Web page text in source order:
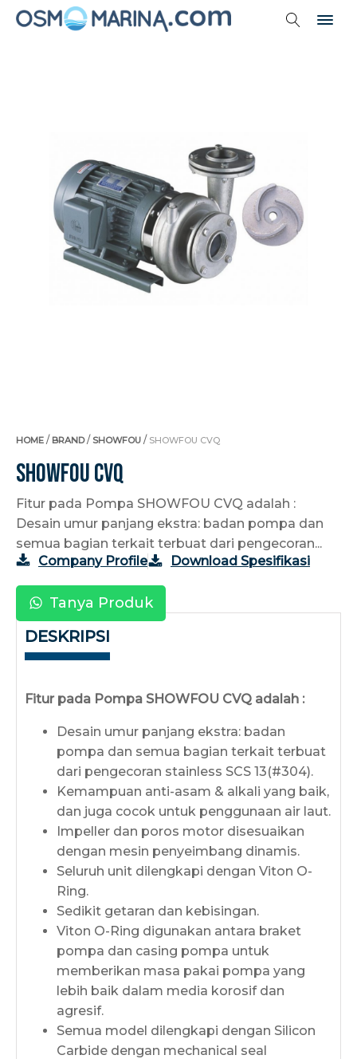
HOME / BRAND/ SHOWFOU / SHOWFOU CVQ
Showfou CVQ
Fitur pada Pompa SHOWFOU CVQ adalah :
Desain umur panjang ekstra: badan pompa dan
semua bagian terkait terbuat dari pengecoran...
Company Profile
Download Spesifikasi
Tanya Produk
DESKRIPSI
Fitur pada Pompa SHOWFOU CVQ adalah :
Desain umur panjang ekstra: badan
pompa dan semua bagian terkait terbuat
dari pengecoran stainless SCS 13(#304).
Kemampuan anti-asam & alkali yang baik,
dan juga cocok untuk penggunaan air laut.
Impeller dan poros motor disesuaikan
dengan mesin penyeimbang dinamis.
Seluruh unit dilengkapi dengan Viton O-
Ring.
Sedikit getaran dan kebisingan.
Viton O-Ring digunakan antara braket
pompa dan casing pompa untuk
memberikan masa pakai pompa yang
lebih baik dalam media korosif dan
agresif.
Semua model dilengkapi dengan Silicon
Carbide dengan mechanical seal